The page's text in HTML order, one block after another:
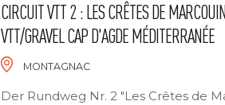
CIRCUIT VTT 2 : LES CRÊTES DE
VTT/GRAVEL CAP D'AGDE MÉDITERRANÉE
MONTAGNAC
Der Rundweg Nr. 2 "Les Crêtes de